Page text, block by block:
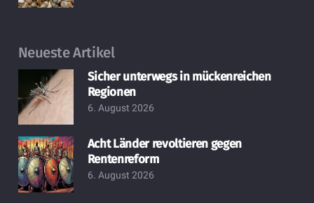
Neueste Artikel
Sicher unterwegs in mückenreichen
Regionen
6. August 2026
Acht Länder revoltieren gegen
Rentenreform
6. August 2026